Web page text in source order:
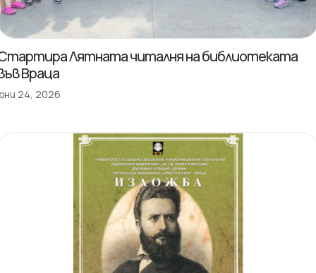
Лятната читалня на библиотеката
Враца
24, 2026